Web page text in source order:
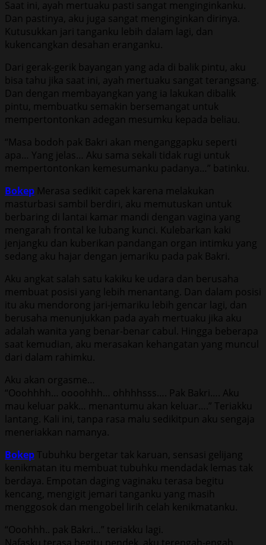
Saat ini, ayah mertuaku pasti sangat menginginkanku.
Dan pastinya, aku juga sangat menginginkan dirinya.
Kutusukkan jari tanganku lebih dalam lagi, dan
kukencangkan desahan eranganku.
Dari gerak-gerik bayangan yang ada di balik pintu, aku
bisa tahu jika saat ini, ayah mertuaku sangat terangsang.
Dan dengan membayangkan yang ia lakukan dibalik
pintu, membuatku semakin bersemangat untuk
mempertontonkan adegan mesumku kepada beliau.
“Masa bodoh pak Bakri akan menganggapku seperti
apa… Yang jelas… Aku sama sekali tidak rugi untuk
mempertontonkan kemesumanku padanya…” batinku.
Bokep Merasa sedikit capek karena melakukan
masturbasi sambil berdiri, aku memutuskan untuk
berbaring di lantai kamar mandi dengan vagina yang
mengarah frontal ke lubang kunci. Kulebarkan kaki
jenjangku dan kuberikan pandangan organ intimku yang
sedang aku hajar dengan jemariku pada pak Bakri.
Aku angkat salah satu kakiku ke udara dan berusaha
membuat posisi yang lebih menantang. Dan dalam posisi
itu aku mendorong jari-jemariku lebih gencar lagi, dan
berusaha menunjukkan pada ayah mertuaku jika aku
adalah wanita yang benar-benar cabul. Hingga beberapa
saat kemudian, aku merasakan kehangatan yang muncul
dari dalam rahimku.
Aku akan orgasme…
“Ooohhhh… oooohhh… ohhhhsss…. Pak Bakri…. Aku
mau keluar pakk… menantumu akan keluar….” Teriakku
lantang. Kali ini, tanpa rasa malu sedikitpun aku sengaja
meneriakkan namanya.
Bokep Tubuhku bergetar tak karuan, sensasi gelijang
kenikmatan itu membuat tubuhku mendadak lemas tak
berdaya. Empotan daging vaginaku terasa begitu
kencang, mengigit jemari tanganku yang masih
menggosok dan mengobel lirih celah kenikmatanku.
“Ooohhh.. pak Bakri…” teriakku lagi.